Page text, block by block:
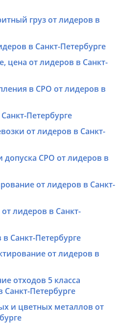
груз от лидеров в
в Санкт-Петербурге
цена от лидеров в Санкт-
в СРО от лидеров в
Петербурге
от лидеров в Санкт-
СРО от лидеров в
от лидеров в Санкт-
лидеров в Санкт-
Санкт-Петербурге
от лидеров в
отходов 5 класса
Санкт-Петербурге
и цветных металлов от